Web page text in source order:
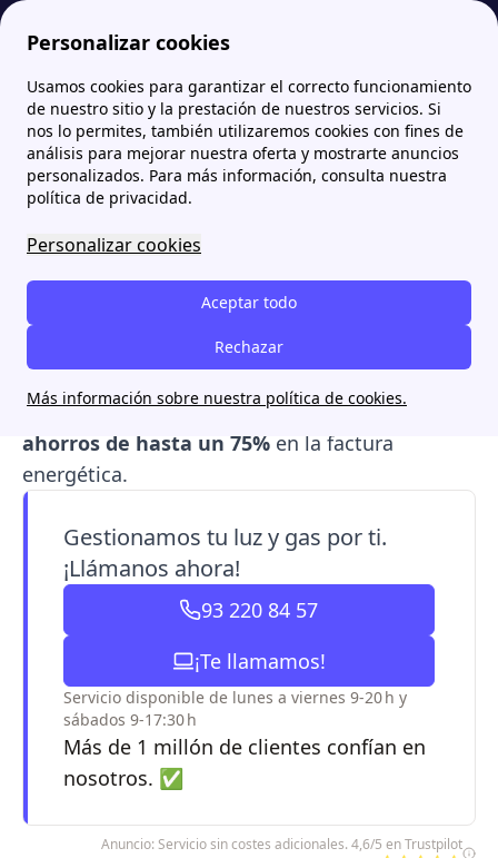
Personalizar cookies
Usamos cookies para garantizar el correcto funcionamiento
de nuestro sitio y la prestación de nuestros servicios. Si
nos lo permites, también utilizaremos cookies con fines de
análisis para mejorar nuestra oferta y mostrarte anuncios
personalizados. Para más información, consulta nuestra
política de privacidad.
Personalizar cookies
Aceptar todo
Rechazar
Más información sobre nuestra política de cookies.
Papernest.es ¿Cuáles son las energías renovables? Tipos y principales fuentes ¿Qué es la energía geotérmica? Cómo funciona y sus ventajas
¿Qué es la energía
geotérmica? Cómo
funciona y sus ventajas
La energía geotérmica es el calor almacenado
bajo la superficie terrestre que se aprovecha
generar calefacción, refrigeración y ACS
mediante bombas de calor, permitiendo
ahorros de hasta un 75% en la factura
energética.
Gestionamos tu luz y gas por ti.
¡Llámanos ahora!
93 220 84 57
¡Te llamamos!
Servicio disponible de lunes a viernes 9-20 h y
sábados 9-17:30 h
Más de 1 millón de clientes confían en
nosotros. ✅
Anuncio: Servicio sin costes adicionales. 4,6/5 en Trustpilot